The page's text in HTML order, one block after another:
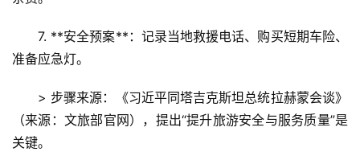
7. **安全预案**：记录当地救援电话、购买短期车险、
准备应急灯。
> 步骤来源：《习近平同塔吉克斯坦总统拉赫蒙会谈》
（来源：文旅部官网），提出“提升旅游安全与服务质量”是
关键。